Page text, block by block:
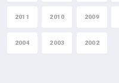
2011 2010 2009
2004 2003 2002